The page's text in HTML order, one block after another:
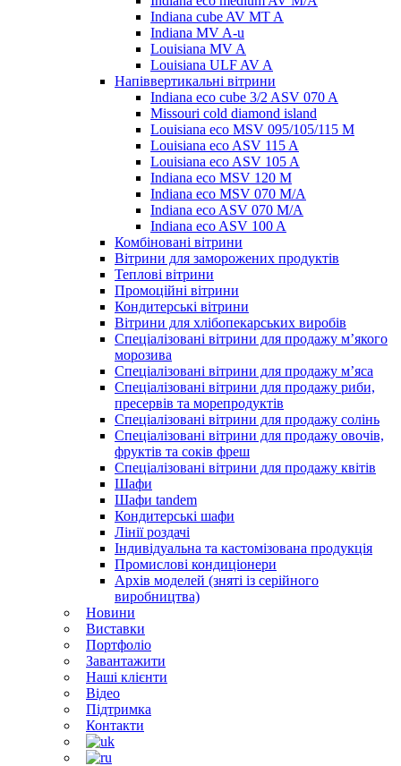
Indiana cube AV MT A
Indiana MV A-u
Louisiana MV A
Louisiana ULF AV A
Напіввертикальні вітрини
Indiana eco cube 3/2 ASV 070 A
Missouri cold diamond island
Louisiana eco MSV 095/105/115 M
Louisiana eco ASV 115 A
Louisiana eco ASV 105 A
Indiana eco MSV 120 M
Indiana eco MSV 070 M/A
Indiana eco ASV 070 M/A
Indiana eco ASV 100 A
Комбіновані вітрини
Вітрини для заморожених продуктів
Теплові вітрини
Промоційні вітрини
Кондитерські вітрини
Вітрини для хлібопекарських виробів
Спеціалізовані вітрини для продажу м’якого
морозива
Спеціалізовані вітрини для продажу м’яса
Спеціалізовані вітрини для продажу риби,
пресервів та морепродуктів
Спеціалізовані вітрини для продажу солінь
Спеціалізовані вітрини для продажу овочів,
фруктів та соків фреш
Спеціалізовані вітрини для продажу квітів
Шафи
Шафи tandem
Кондитерські шафи
Лінії роздачі
Індивідуальна та кастомізована продукція
Промислові кондиціонери
Архів моделей (зняті із серійного
виробництва)
Новини
Виставки
Портфоліо
Завантажити
Наші клієнти
Відео
Підтримка
Контакти